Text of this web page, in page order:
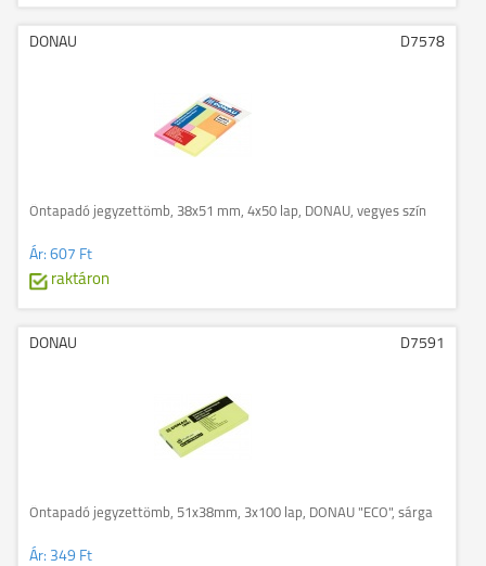
DONAU D7578
Öntapadó jegyzettömb, 38x51 mm, 4x50 lap, DONAU, vegyes szín
Ár:607 Ft
raktáron
DONAU D7591
Öntapadó jegyzettömb, 51x38mm, 3x100 lap, DONAU "ECO", sárga
Ár: 349 Ft